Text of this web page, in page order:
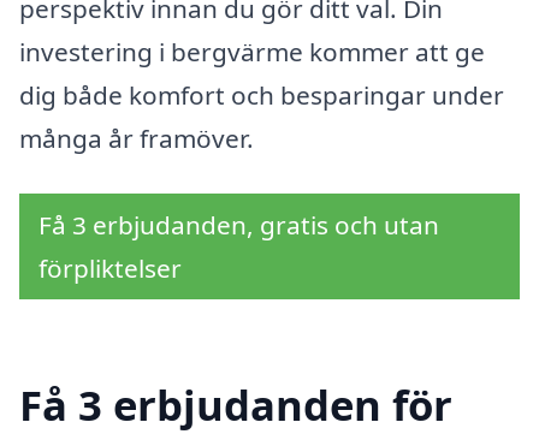
perspektiv innan du gör ditt val. Din
investering i bergvärme kommer att ge
dig både komfort och besparingar under
många år framöver.
Få 3 erbjudanden, gratis och utan
förpliktelser
Få 3 erbjudanden för